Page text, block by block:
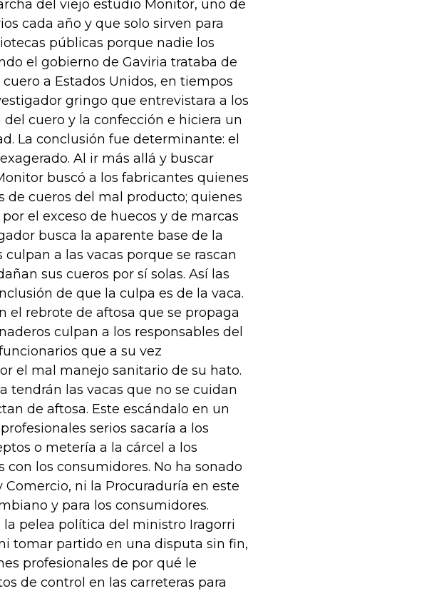
del viejo estudio Monitor, uno de
cada año y que solo sirven para
públicas porque nadie los
el gobierno de Gaviria trataba de
a Estados Unidos, en tiempos
gringo que entrevistara a los
cuero y la confección e hiciera un
La conclusión fue determinante: el
Al ir más allá y buscar
buscó a los fabricantes quienes
de cueros del mal producto; quienes
el exceso de huecos y de marcas
busca la aparente base de la
a las vacas porque se rascan
sus cueros por sí solas. Así las
de que la culpa es de la vaca.
el rebrote de aftosa que se propaga
culpan a los responsables del
que a su vez
el mal manejo sanitario de su hato.
tendrán las vacas que no se cuidan
de aftosa. Este escándalo en un
serios sacaría a los
o metería a la cárcel a los
los consumidores. No ha sonado
ni la Procuraduría en este
y para los consumidores.
pelea política del ministro Iragorri
tomar partido en una disputa sin fin,
profesionales de por qué le
de control en las carreteras para